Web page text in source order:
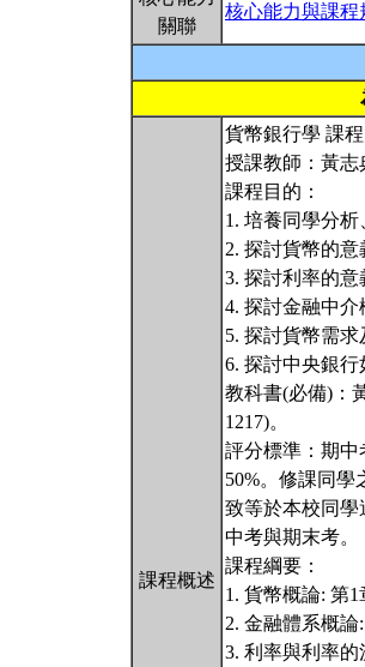
關聯
核心能力與課程
課程概述
貨幣銀行學 課
授課教師：黃志
課程目的：
1. 培養同學分析
2. 探討貨幣的意
3. 探討利率的意
4. 探討金融中介
5. 探討貨幣需求
6. 探討中央銀行
教科書(必備)：
1217)。
評分標準：期中
50%。修課同
致等於本校同學
中考與期末考。
課程綱要：
1. 貨幣概論: 第1
2. 金融體系概論
3. 利率與利率的